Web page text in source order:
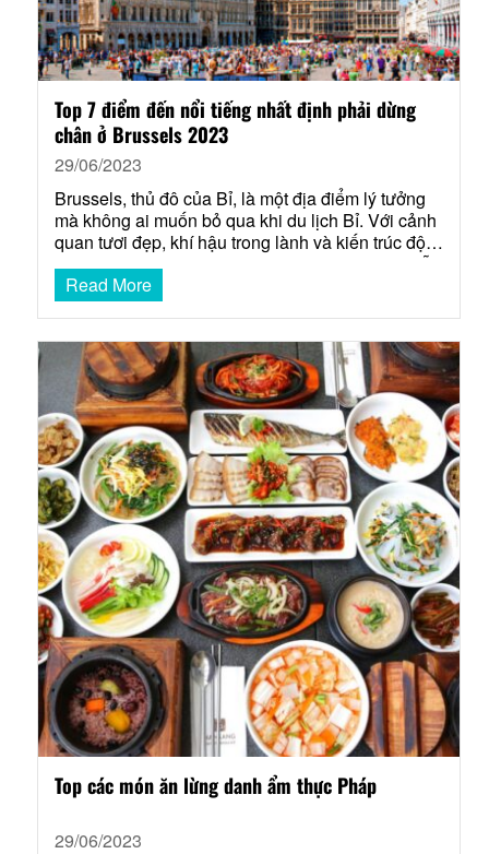
Top 7 điểm đến nổi tiếng nhất định phải dừng
chân ở Brussels 2023
29/06/2023
Brussels, thủ đô của Bỉ, là một địa điểm lý tưởng
mà không ai muốn bỏ qua khi du lịch Bỉ. Với cảnh
quan tươi đẹp, khí hậu trong lành và kiến trúc độc
đáo, Brussels thu hút một lượng lớn du khách mỗi
năm. Nếu bạn đang trên hành trình du lịch và
không…
Read More
Top các món ăn lừng danh ẩm thực Pháp
29/06/2023